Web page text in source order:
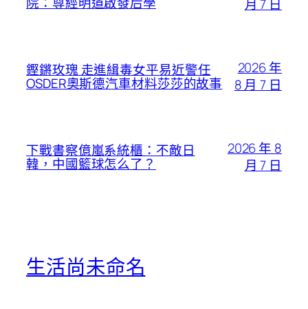
月 7 日
鏗鏘玫瑰 走進緝毒女平易近警任
OSDER奧斯德汽車材料莎莎的故事
2026 年
8 月 7 日
下戰書察億嵐系統櫃：不敵日
韓，中國籃球怎么了？
2026 年 8
月 7 日
生活尚未命名